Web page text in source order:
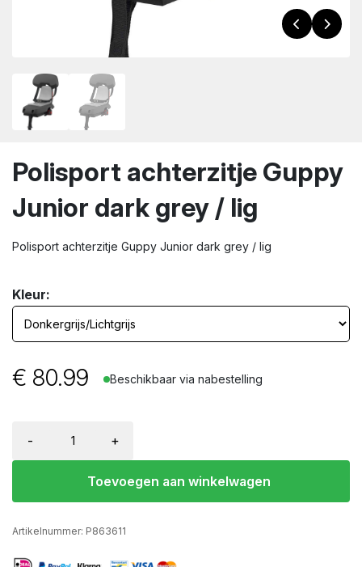
Polisport achterzitje Guppy
Junior dark grey / lig
Polisport achterzitje Guppy Junior dark grey / lig
Kleur:
€ 80.99 Beschikbaar via nabestelling
- +
Toevoegen aan winkelwagen
Artikelnummer: P863611